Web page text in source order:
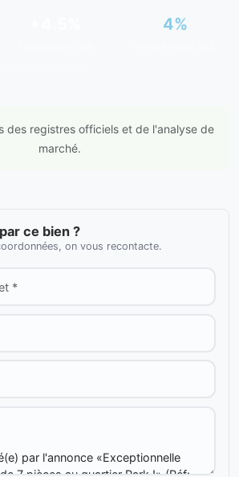
4%
des registres officiels et de l'analyse de
marché.
ce bien ?
on vous recontacte.